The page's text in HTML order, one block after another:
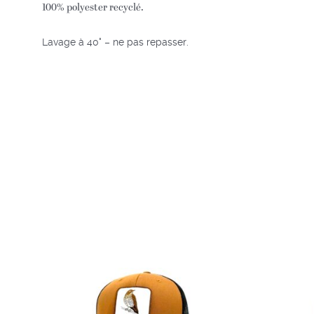
100% polyester recyclé.
Lavage à 40° – ne pas repasser.
a
plusieurs